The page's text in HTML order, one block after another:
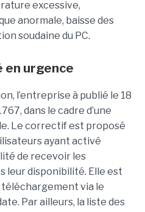
excessive,
anormale, baisse des
soudaine du PC.
en urgence
l’entreprise à publié le 18
dans le cadre d’une
Le correctif est proposé
ayant activé
de recevoir les
leur disponibilité. Elle est
via le
Par ailleurs, la liste des